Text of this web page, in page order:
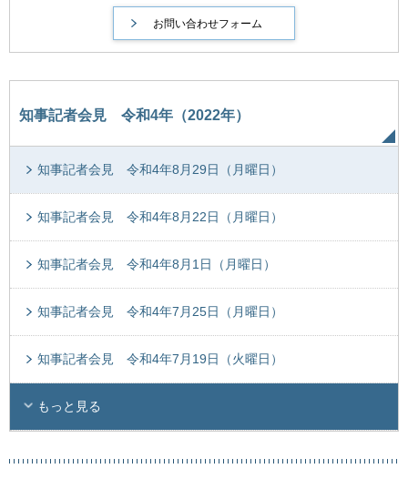
知事記者会見 令和4年（2022年）
知事記者会見 令和4年8月29日（月曜日）
知事記者会見 令和4年8月22日（月曜日）
知事記者会見 令和4年8月1日（月曜日）
知事記者会見 令和4年7月25日（月曜日）
知事記者会見 令和4年7月19日（火曜日）
もっと見る